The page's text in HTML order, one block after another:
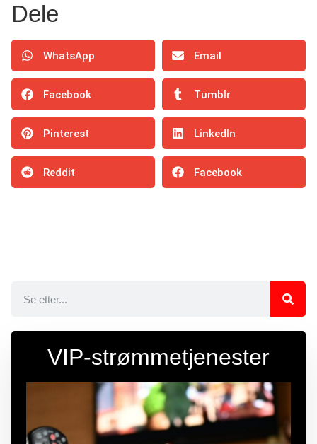
Dele
WhatsApp Email
Facebook Tumblr
Pinterest LinkedIn
Reddit Facebook
VIP-strømmetjenester